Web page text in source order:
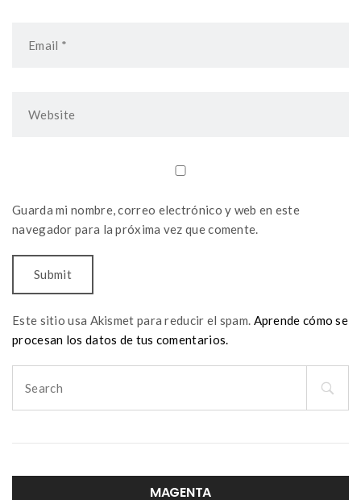
Guarda mi nombre, correo electrónico y web en este
navegador para la próxima vez que comente.
Este sitio usa Akismet para reducir el spam. Aprende cómo se
procesan los datos de tus comentarios.
for:
MAGENTA